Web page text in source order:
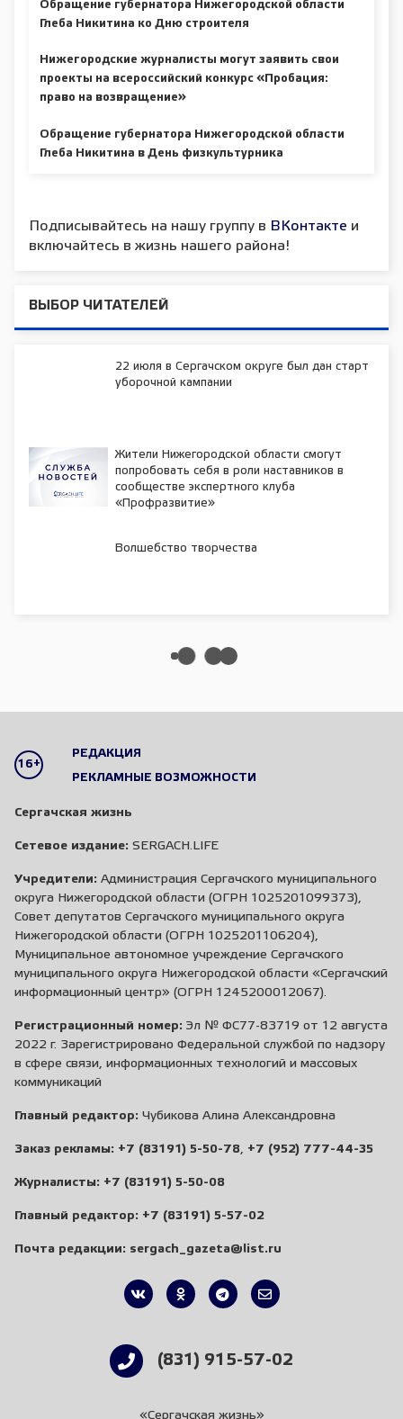
Обращение губернатора Нижегородской области
Глеба Никитина ко Дню строителя
Нижегородские журналисты могут заявить свои
проекты на всероссийский конкурс «Пробация:
право на возвращение»
Обращение губернатора Нижегородской области
Глеба Никитина в День физкультурника
Подписывайтесь на нашу группу в ВКонтакте и
включайтесь в жизнь нашего района!
ВЫБОР ЧИТАТЕЛЕЙ
22 июля в Сергачском округе был дан старт
уборочной кампании
Жители Нижегородской области смогут
попробовать себя в роли наставников в
сообществе экспертного клуба
«Профразвитие»
Волшебство творчества
16+
РЕДАКЦИЯ
РЕКЛАМНЫЕ ВОЗМОЖНОСТИ
Сергачская жизнь
Сетевое издание: SERGACH.LIFE
Учредители: Администрация Сергачского муниципального
округа Нижегородской области (ОГРН 1025201099373),
Совет депутатов Сергачского муниципального округа
Нижегородской области (ОГРН 1025201106204),
Муниципальное автономное учреждение Сергачского
муниципального округа Нижегородской области «Сергачский
информационный центр» (ОГРН 1245200012067).
Регистрационный номер: Эл № ФС77-83719 от 12 августа
2022 г. Зарегистрировано Федеральной службой по надзору
в сфере связи, информационных технологий и массовых
коммуникаций
Главный редактор: Чубикова Алина Александровна
Заказ рекламы: +7 (83191) 5-50-78 +7 (952) 777-44-35
Журналисты: +7 (83191) 5-50-08
Главный редактор: +7 (83191) 5-57-02
Почта редакции: sergach_gazeta@list.ru
(831) 915-57-02
«Сергачская жизнь»